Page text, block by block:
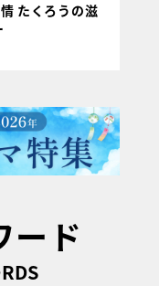
たくろうの滋
ード